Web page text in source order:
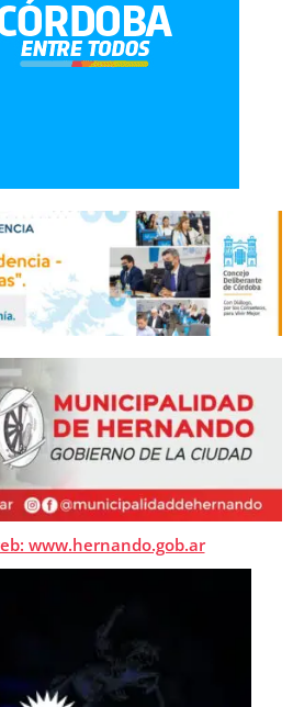
www.hernando.gob.ar